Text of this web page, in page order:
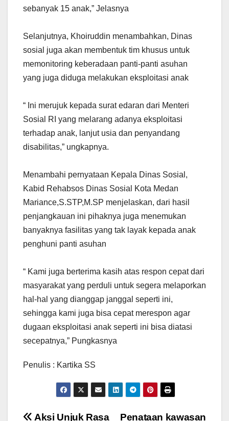
sebanyak 15 anak,” Jelasnya
Selanjutnya, Khoiruddin menambahkan, Dinas
sosial juga akan membentuk tim khusus untuk
memonitoring keberadaan panti-panti asuhan
yang juga diduga melakukan eksploitasi anak
“ Ini merujuk kepada surat edaran dari Menteri
Sosial RI yang melarang adanya eksploitasi
terhadap anak, lanjut usia dan penyandang
disabilitas,” ungkapnya.
Menambahi pernyataan Kepala Dinas Sosial,
Kabid Rehabsos Dinas Sosial Kota Medan
Mariance,S.STP,M.SP menjelaskan, dari hasil
penjangkauan ini pihaknya juga menemukan
banyaknya fasilitas yang tak layak kepada anak
penghuni panti asuhan
“ Kami juga berterima kasih atas respon cepat dari
masyarakat yang perduli untuk segera melaporkan
hal-hal yang dianggap janggal seperti ini,
sehingga kami juga bisa cepat merespon agar
dugaan eksploitasi anak seperti ini bisa diatasi
secepatnya,” Pungkasnya
Penulis : Kartika SS
Penataan kawasan
Aksi Unjuk Rasa